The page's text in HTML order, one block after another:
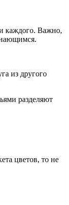
каждого. Важно,
из другого
разделяют
цветов, то не